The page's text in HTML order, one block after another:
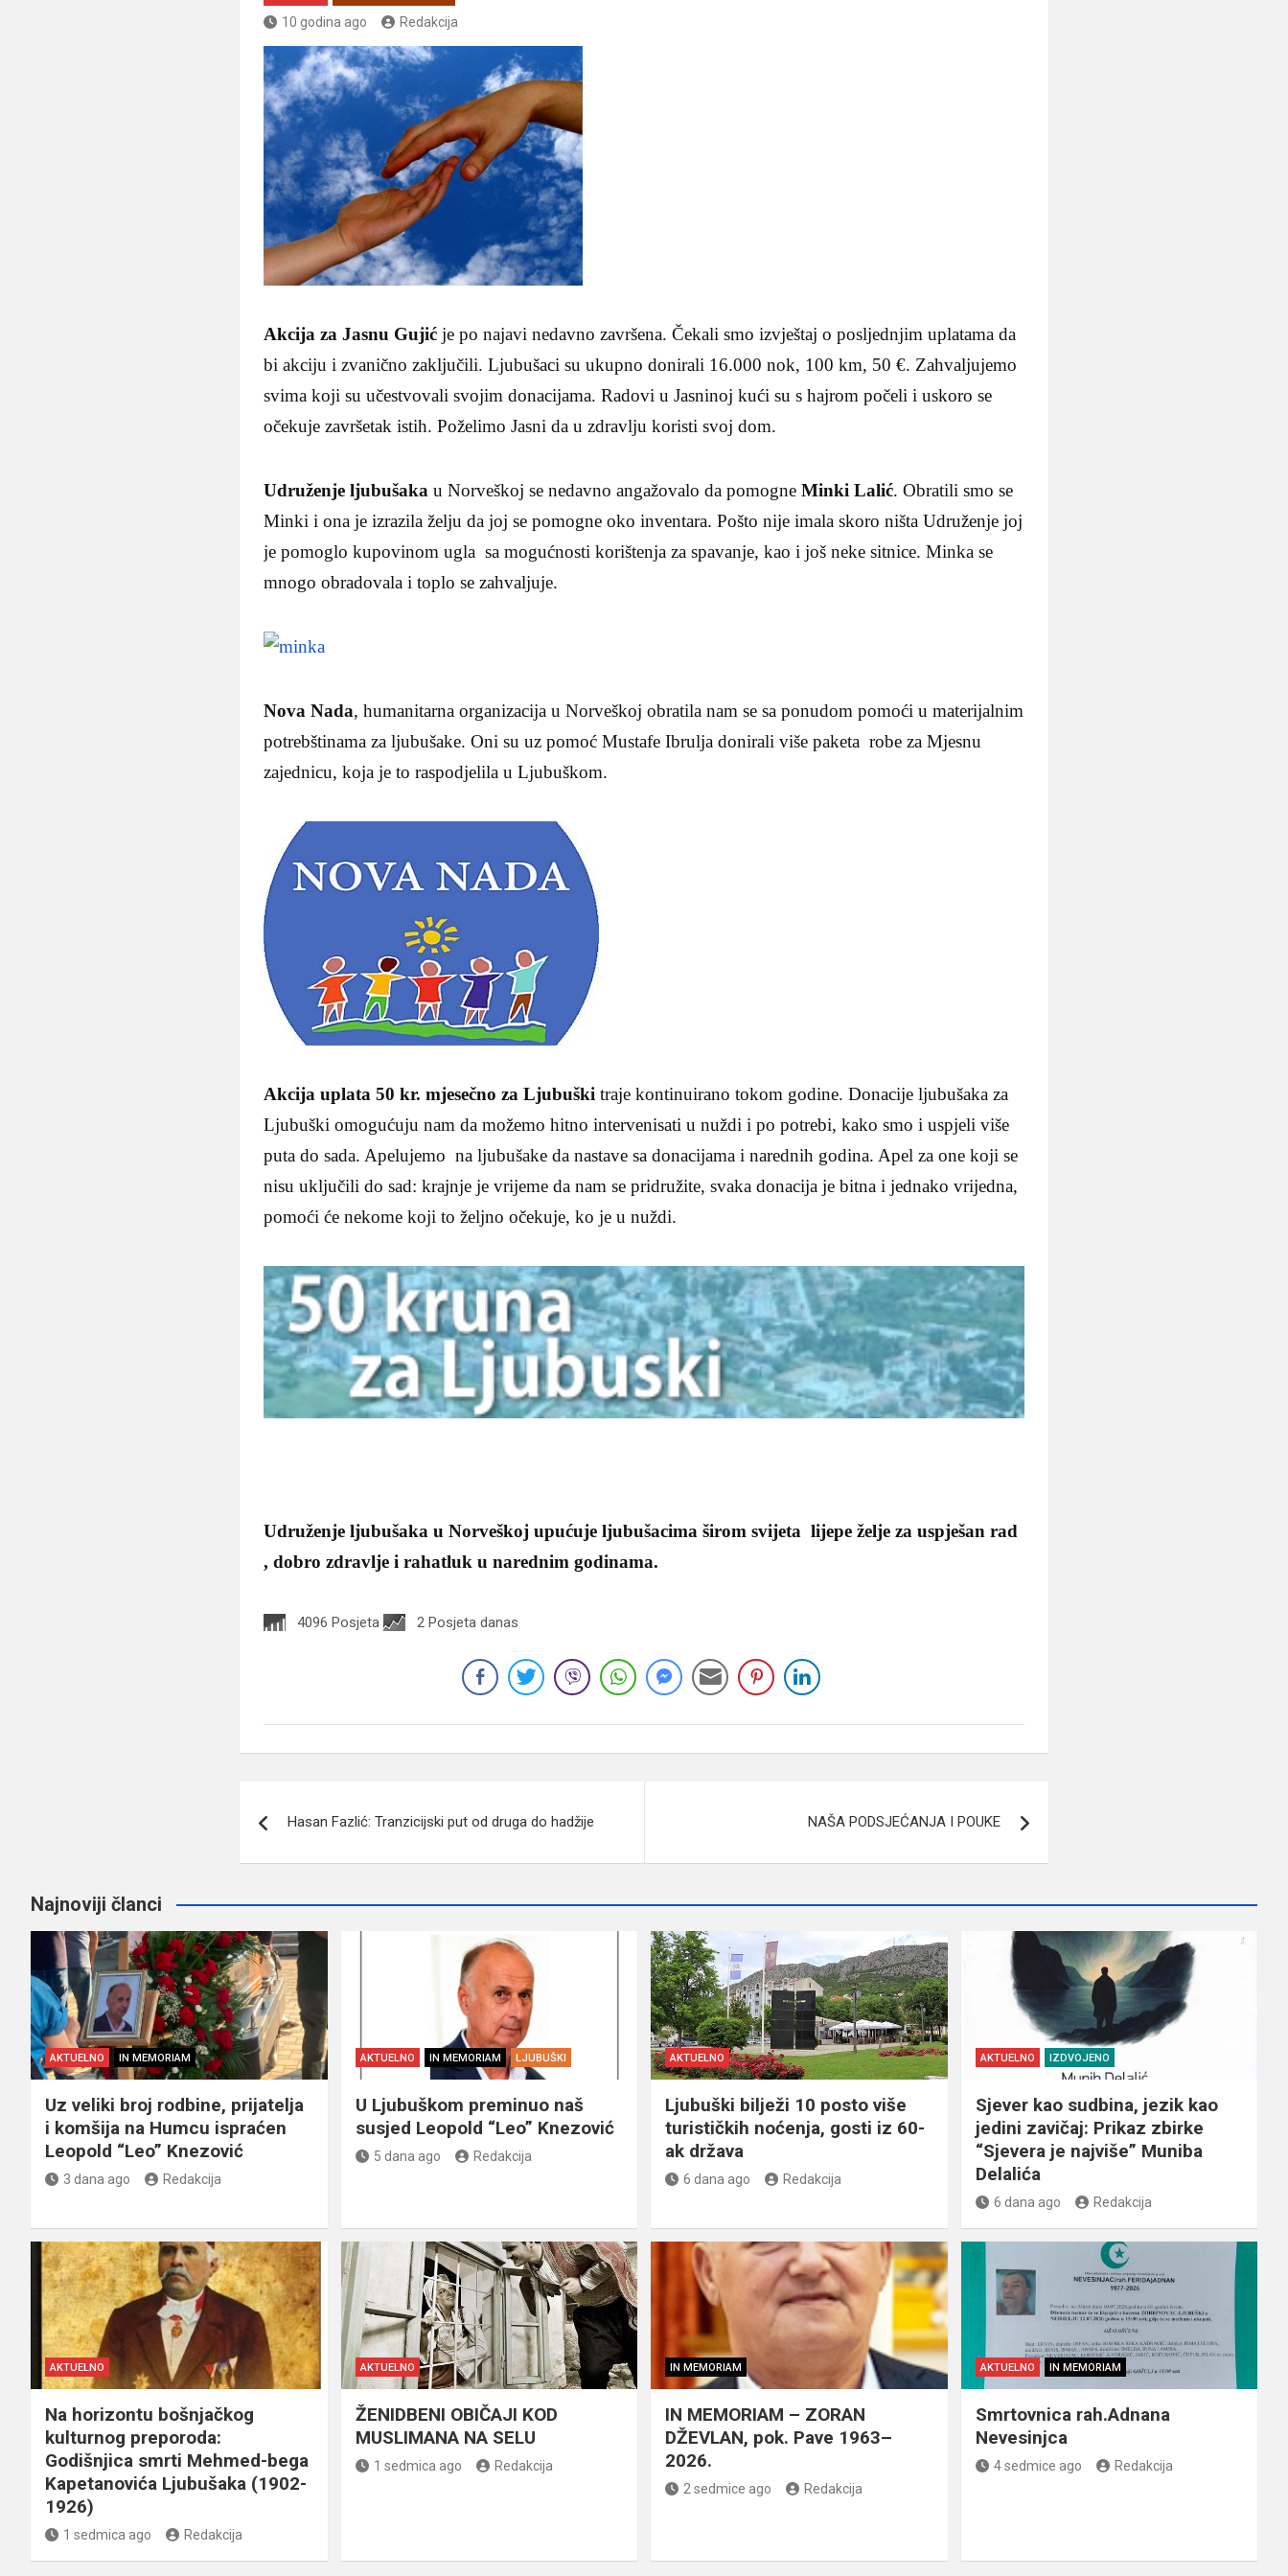
10 godina ago Redakcija
Akcija za Jasnu Gujić je po najavi nedavno završena. Čekali smo izvještaj o posljednjim uplatama da
bi akciju i zvanično zaključili. Ljubušaci su ukupno donirali 16.000 nok, 100 km, 50 €. Zahvaljujemo
svima koji su učestvovali svojim donacijama. Radovi u Jasninoj kući su s hajrom počeli i uskoro se
očekuje završetak istih. Poželimo Jasni da u zdravlju koristi svoj dom.
Udruženje ljubušaka u Norveškoj se nedavno angažovalo da pomogneMinki Lalić. Obratili smo se
Minki i ona je izrazila želju da joj se pomogne oko inventara. Pošto nije imala skoro ništa Udruženje joj
je pomoglo kupovinom ugla sa mogućnosti korištenja za spavanje, kao i još neke sitnice. Minka se
mnogo obradovala i toplo se zahvaljuje.
Nova Nada, humanitarna organizacija u Norveškoj obratila nam se sa ponudom pomoći u materijalnim
potrebštinama za ljubušake. Oni su uz pomoć Mustafe Ibrulja donirali više paketa robe za Mjesnu
zajednicu, koja je to raspodjelila u Ljubuškom.
Akcija uplata 50 kr. mjesečno za Ljubuški traje kontinuirano tokom godine. Donacije ljubušaka za
Ljubuški omogućuju nam da možemo hitno intervenisati u nuždi i po potrebi, kako smo i uspjeli više
puta do sada. Apelujemo na ljubušake da nastave sa donacijama i narednih godina. Apel za one koji se
nisu uključili do sad: krajnje je vrijeme da nam se pridružite, svaka donacija je bitna i jednako vrijedna,
pomoći će nekome koji to željno očekuje, ko je u nuždi.
Udruženje ljubušaka u Norveškoj upućuje ljubušacima širom svijeta lijepe želje za uspješan rad
, dobro zdravlje i rahatluk u narednim godinama.
4096 Posjeta 2 Posjeta danas
članaka
Hasan Fazlić: Tranzicijski put od druga do hadžije NAŠA PODSJEĆANJA I POUKE
Najnoviji članci
AKTUELNO IN MEMORIAM
Uz veliki broj rodbine, prijatelja
i komšija na Humcu ispraćen
Leopold “Leo” Knezović
3 dana ago Redakcija
AKTUELNO IN MEMORIAM LJUBUŠKI
U Ljubuškom preminuo naš
susjed Leopold “Leo” Knezović
5 dana ago Redakcija
AKTUELNO
Ljubuški bilježi 10 posto više
turističkih noćenja, gosti iz 60-
ak država
6 dana ago Redakcija
AKTUELNO IZDVOJENO
Sjever kao sudbina, jezik kao
jedini zavičaj: Prikaz zbirke
“Sjevera je najviše” Muniba
Delalića
6 dana ago Redakcija
AKTUELNO
Na horizontu bošnjačkog
kulturnog preporoda:
Godišnjica smrti Mehmed-bega
Kapetanovića Ljubušaka (1902-
1926)
1 sedmica ago Redakcija
AKTUELNO
ŽENIDBENI OBIČAJI KOD
MUSLIMANA NA SELU
1 sedmica ago Redakcija
IN MEMORIAM
IN MEMORIAM – ZORAN
DŽEVLAN, pok. Pave 1963–
2026.
2 sedmice ago Redakcija
AKTUELNO IN MEMORIAM
Smrtovnica rah.Adnana
Nevesinjca
4 sedmice ago Redakcija